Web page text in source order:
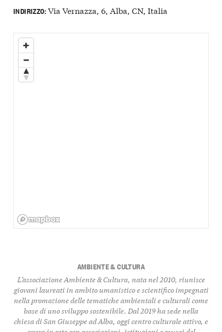
INDIRIZZO:Via Vernazza, 6, Alba, CN, Italia
AMBIENTE & CULTURA
L’associazione Ambiente & Cultura, nata nel 2010, riunisce
giovani laureati in ambito umanistico e scientifico impegnati
nella promozione delle tematiche ambientali e culturali come
base di uno sviluppo sostenibile. Dal 2019 ha sede nella
chiesa di San Giuseppe ad Alba, oggi centro culturale attivo, e